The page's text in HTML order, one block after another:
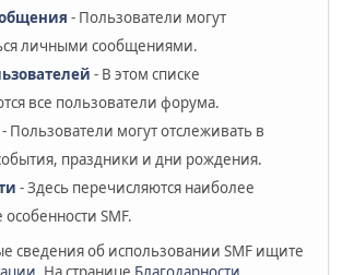
- Пользователи могут
личными сообщениями.
- В этом списке
все пользователи форума.
- Пользователи могут отслеживать в
праздники и дни рождения.
- Здесь перечисляются наиболее
SMF.
сведения об использовании SMF ищите